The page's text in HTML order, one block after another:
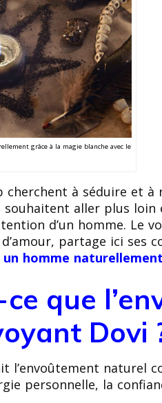
grâce à la magie blanche avec le
cherchent à séduire et à
souhaitent aller plus
d’un homme. Le
partage ici ses
homme naturellement
ce que
Dovi
l’envoûtement naturel
personnelle, la